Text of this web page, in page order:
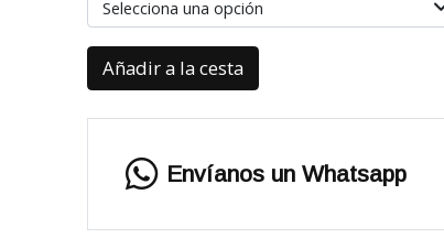
Selecciona una opción
Añadir a la cesta
Envíanos un Whatsapp